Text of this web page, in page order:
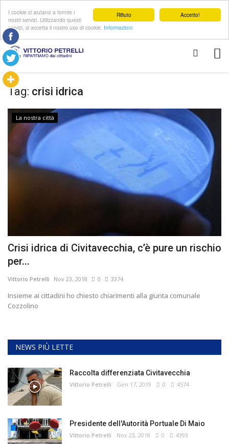
Accetto!
Rifiuto
I cookie ci aiutano a fornire i
nostri servizi. Utilizzando questi
servizi, si accetta il nostro uso di cookie. Informazioni
Tag: crisi idrica
La nostra città
Crisi idrica di Civitavecchia, c’è pure un rischio
per...
Vittorio Petrelli Nov 23, 2018 0 3374
Insieme ai cittadini ho chiesto chiarimenti alla giunta comunale
Cozzolino
NEWS PIÙ LETTE
Raccolta differenziata Civitavecchia
Vittorio Petrelli Gen 17, 2019 0 4574
Presidente dell'Autorità Portuale Di Maio
Vittorio Petrelli Nov 23, 2018 0 4393